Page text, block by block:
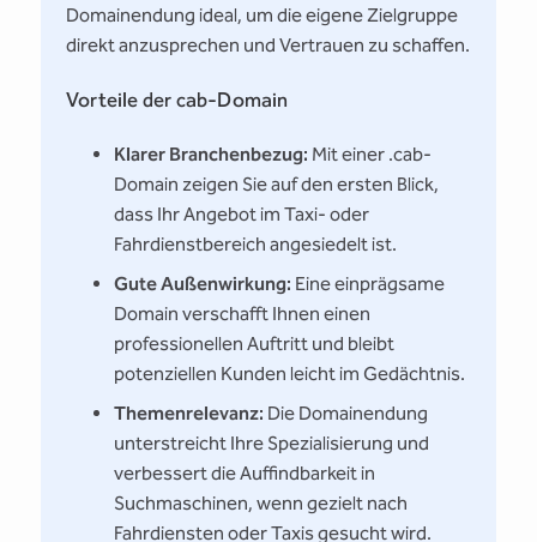
Domainendung ideal, um die eigene Zielgruppe
direkt anzusprechen und Vertrauen zu schaffen.
Vorteile der cab-Domain
Klarer Branchenbezug: Mit einer .cab-
Domain zeigen Sie auf den ersten Blick,
dass Ihr Angebot im Taxi- oder
Fahrdienstbereich angesiedelt ist.
Gute Außenwirkung: Eine einprägsame
Domain verschafft Ihnen einen
professionellen Auftritt und bleibt
potenziellen Kunden leicht im Gedächtnis.
Themenrelevanz: Die Domainendung
unterstreicht Ihre Spezialisierung und
verbessert die Auffindbarkeit in
Suchmaschinen, wenn gezielt nach
Fahrdiensten oder Taxis gesucht wird.